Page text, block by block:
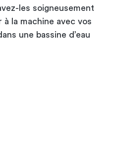
les soigneusement
la machine avec vos
une bassine d’eau